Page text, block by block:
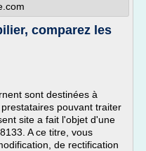
comparez les
sont destinées à
pouvant traiter
site a fait l'objet d'une
A ce titre, vous
de rectification